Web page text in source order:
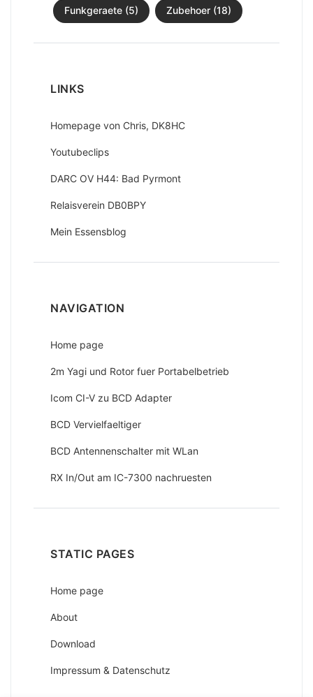
Funkgeraete (5) Zubehoer (18)
LINKS
Homepage von Chris, DK8HC
Youtubeclips
DARC OV H44: Bad Pyrmont
Relaisverein DB0BPY
Mein Essensblog
NAVIGATION
Home page
2m Yagi und Rotor fuer Portabelbetrieb
Icom CI-V zu BCD Adapter
BCD Vervielfaeltiger
BCD Antennenschalter mit WLan
RX In/Out am IC-7300 nachruesten
STATIC PAGES
Home page
About
Download
Impressum & Datenschutz